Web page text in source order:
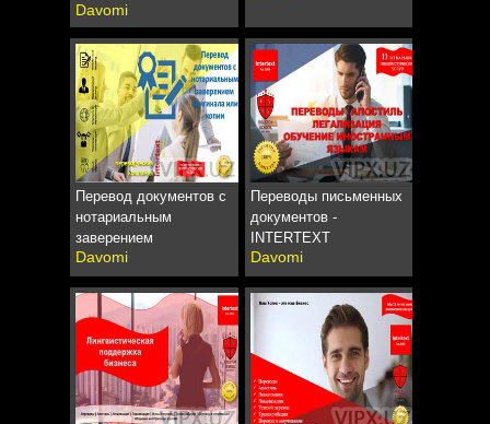
Davomi
Перевод документов с
нотариальным
заверением
Davomi
Переводы письменных
документов -
INTERTEXT
Davomi